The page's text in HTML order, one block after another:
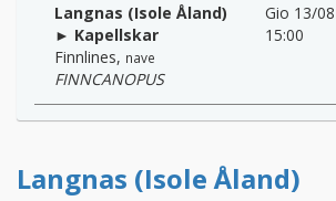
Langnas (Isole Åland)
► Kapellskar
Finnlines, nave
FINNCANOPUS
Gio 13/08
15:00
Langnas (Isole Åland)